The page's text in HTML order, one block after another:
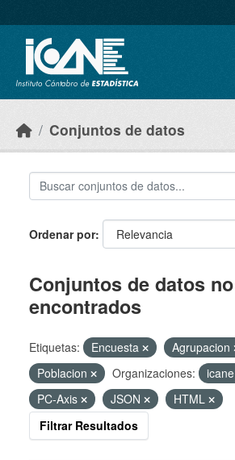
Conjuntos de datos
Ordenar por
Conjuntos de datos no
encontrados
Etiquetas: Encuesta
Agrupacion
Poblacion
Organizaciones: icane
PC-Axis
JSON
HTML
Filtrar Resultados